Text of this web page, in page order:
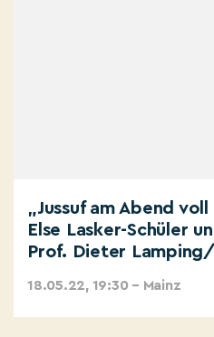
„Jussuf am Abend voll
Else Lasker-Schüler
Prof. Dieter
18.05.22, 19:30 – Mainz